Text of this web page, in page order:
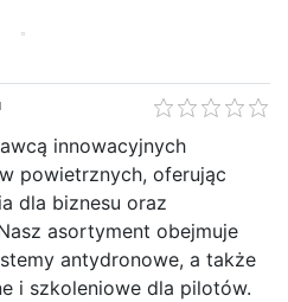
innowacyjnych
powietrznych, oferując
dla biznesu oraz
asortyment obejmuje
antydronowe, a także
i szkoleniowe dla pilotów.